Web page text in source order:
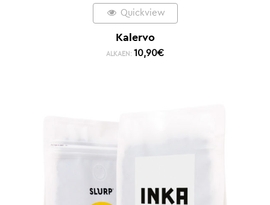
Quickview
Kalervo
ALKAEN: 10,90€